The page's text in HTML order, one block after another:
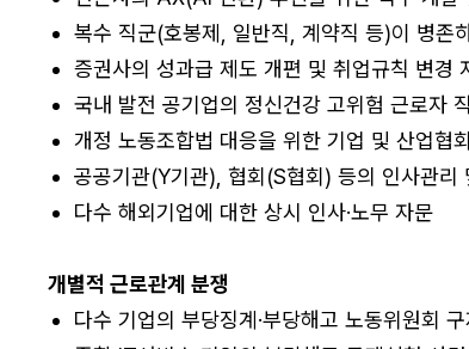
복수 직군(호봉제, 일반직, 계약직 등)이 병존
증권사의 성과급 제도 개편 및 취업규칙 변경
국내 발전 공기업의 정신건강 고위험 근로자
개정 노동조합법 대응을 위한 기업 및 산업협
공공기관(Y기관), 협회(S협회) 등의 인사관리
다수 해외기업에 대한 상시 인사·노무 자문
개별적 근로관계 분쟁
다수 기업의 부당징계·부당해고 노동위원회